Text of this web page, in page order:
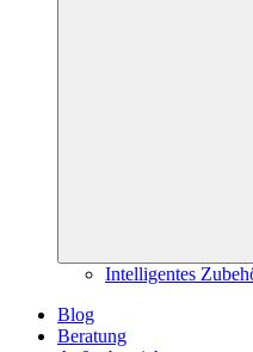
Intelligentes
Blog
Beratung